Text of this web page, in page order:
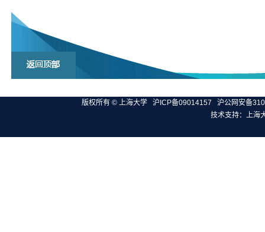
版权所有 © 上海大学 沪ICP备09014157
沪公网安备
技术支持：上海